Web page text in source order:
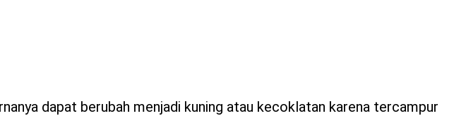
dapat berubah menjadi kuning atau kecoklatan karena tercampur